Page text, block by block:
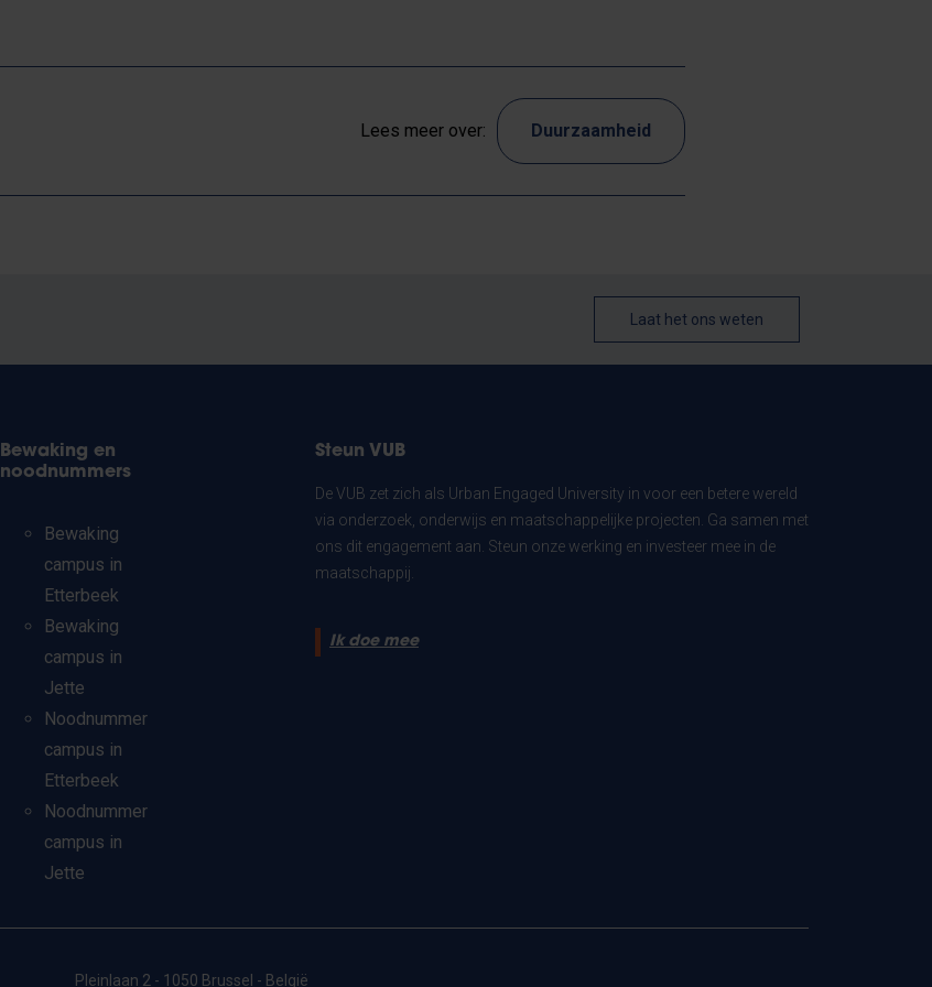
Lees meer over: Duurzaamheid
Laat het ons weten
Bewaking en
noodnummers
Bewaking
campus in
Etterbeek
Bewaking
campus in
Jette
Noodnummer
campus in
Etterbeek
Noodnummer
campus in
Jette
Steun VUB
De VUB zet zich als Urban Engaged University in voor een betere wereld
via onderzoek, onderwijs en maatschappelijke projecten. Ga samen met
ons dit engagement aan. Steun onze werking en investeer mee in de
maatschappij.
Ik doe mee
Pleinlaan 2 - 1050 Brussel - België